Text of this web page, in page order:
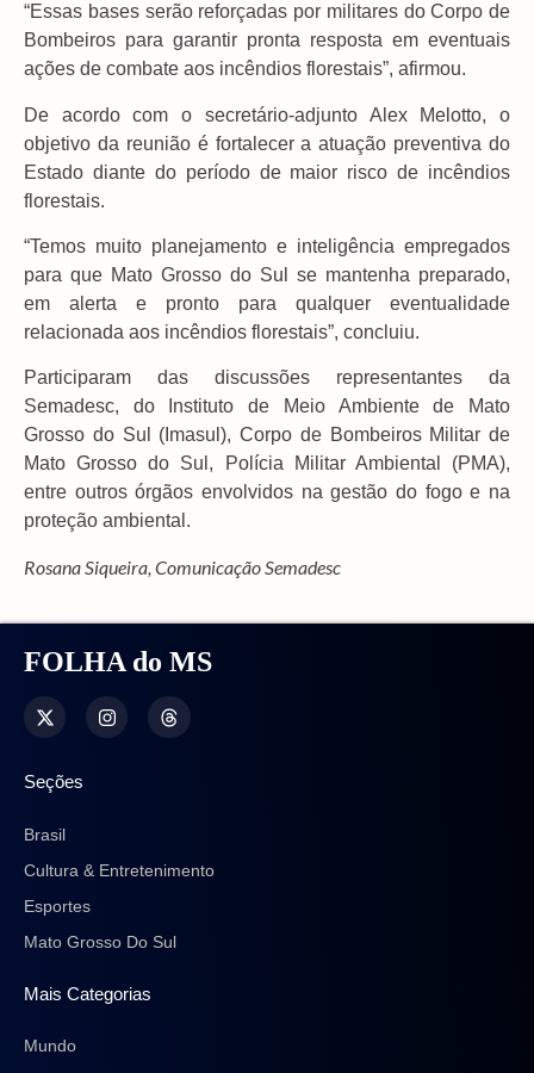
“Essas bases serão reforçadas por militares do Corpo de
Bombeiros para garantir pronta resposta em eventuais
ações de combate aos incêndios florestais”, afirmou.
De acordo com o secretário-adjunto Alex Melotto, o
objetivo da reunião é fortalecer a atuação preventiva do
Estado diante do período de maior risco de incêndios
florestais.
“Temos muito planejamento e inteligência empregados
para que Mato Grosso do Sul se mantenha preparado,
em alerta e pronto para qualquer eventualidade
relacionada aos incêndios florestais”, concluiu.
Participaram das discussões representantes da
Semadesc, do Instituto de Meio Ambiente de Mato
Grosso do Sul (Imasul), Corpo de Bombeiros Militar de
Mato Grosso do Sul, Polícia Militar Ambiental (PMA),
entre outros órgãos envolvidos na gestão do fogo e na
proteção ambiental.
Rosana Siqueira, Comunicação Semadesc
FOLHA do MS
Seções
Brasil
Cultura & Entretenimento
Esportes
Mato Grosso Do Sul
Mais Categorias
Mundo